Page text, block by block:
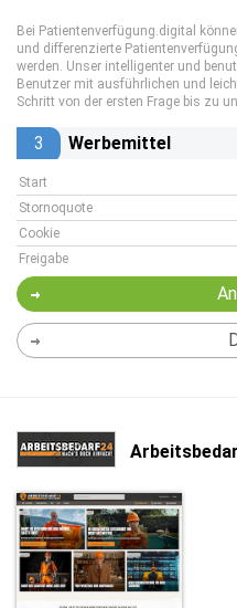
Bei Patientenverfügung.digital
und differenzierte
werden. Unser intelligenter und
Benutzer mit ausführlichen und
Schritt von der ersten Frage bis zu
3 Werbemittel
Start
Stornoquote
Cookie
Freigabe